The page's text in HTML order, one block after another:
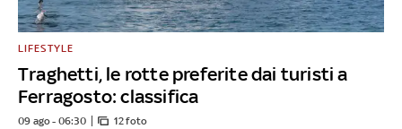
Traghetti, le rotte preferite dai turisti a
Ferragosto: classifica
LIFESTYLE
09 ago - 06:30 12 foto